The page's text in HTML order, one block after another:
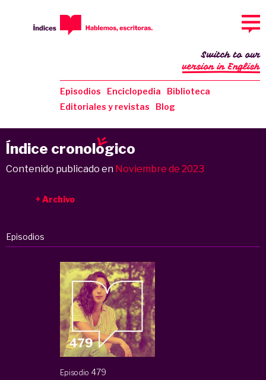
Episodios Enciclopedia
Biblioteca
Editoriales y revistas
Blog
Switch to our
version in English
Índice cronologico
Contenido publicado en Noviembre de 2023
Archivo
Episodios
Episodio 479